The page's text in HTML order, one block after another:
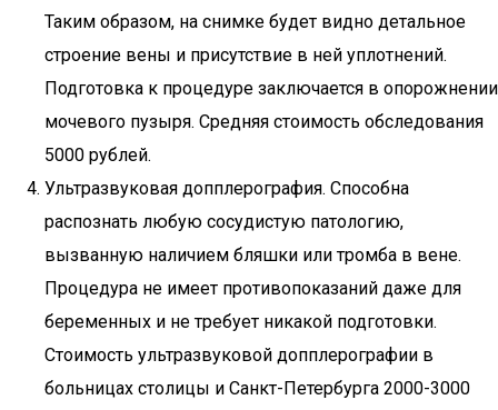
Таким образом, на снимке будет видно детальное
строение вены и присутствие в ней уплотнений.
Подготовка к процедуре заключается в опорожнении
мочевого пузыря. Средняя стоимость обследования
5000 рублей.
Ультразвуковая допплерография. Способна
распознать любую сосудистую патологию,
вызванную наличием бляшки или тромба в вене.
Процедура не имеет противопоказаний даже для
беременных и не требует никакой подготовки.
Стоимость ультразвуковой допплерографии в
больницах столицы и Санкт-Петербурга 2000-3000